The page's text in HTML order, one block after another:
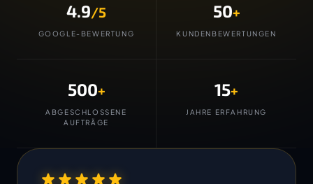
4.9/5
GOOGLE-BEWERTUNG
50+
KUNDENBEWERTUNGEN
500+
ABGESCHLOSSENE
AUFTRÄGE
15+
JAHRE ERFAHRUNG